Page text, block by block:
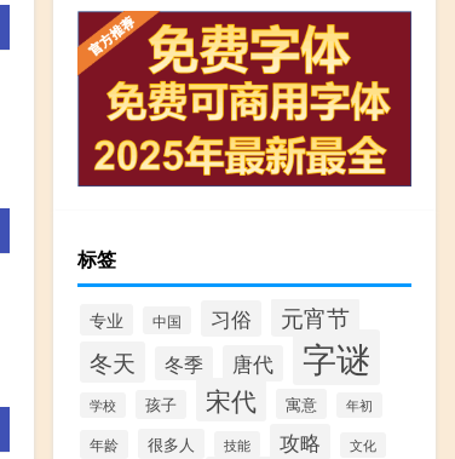
标签
专业 中国 习俗 元宵节
冬天 冬季 唐代 字谜
学校 孩子 宋代 寓意 年初
年龄 很多人 技能 攻略 文化